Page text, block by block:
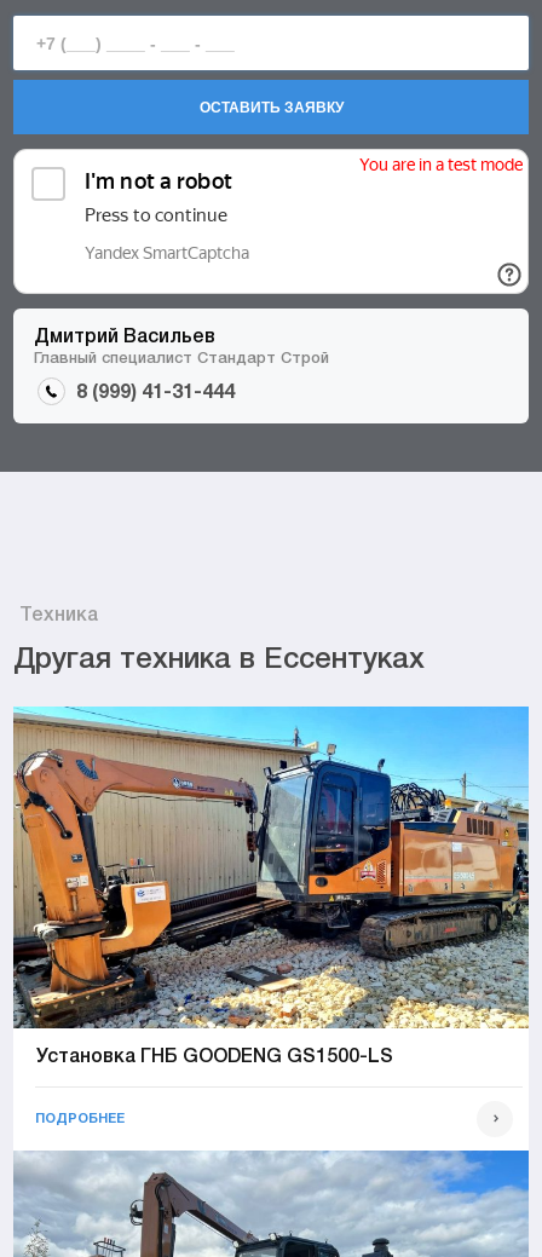
ОСТАВИТЬ ЗАЯВКУ
Дмитрий Васильев
Главный специалист Стандарт Строй
8 (999) 41-31-444
Техника
Другая техника в Ессентуках
Установка ГНБ GOODENG GS1500-LS
ПОДРОБНЕЕ